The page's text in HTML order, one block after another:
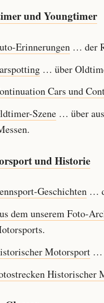
und Youngtimer
Erinnerungen… der
… über
Cars und
Szene… über
und Historie
Geschichten…
dem unserem Foto-
Motorsport…
Historischer